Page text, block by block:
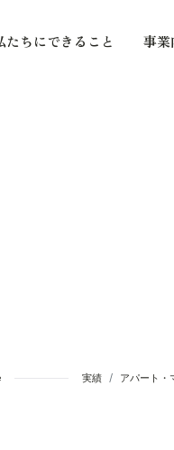
たちにできること 事業
実績 アパート・